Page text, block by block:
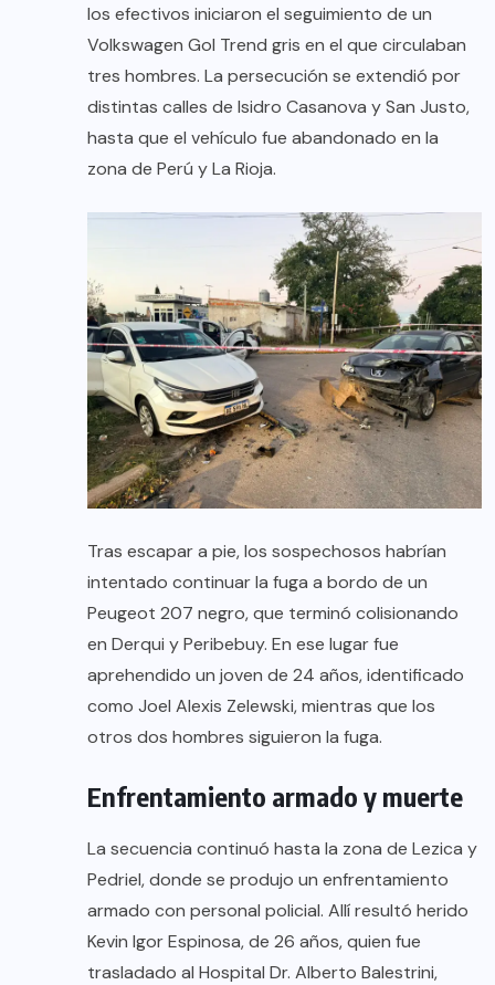
los efectivos iniciaron el seguimiento de un
Volkswagen Gol Trend gris en el que circulaban
tres hombres. La persecución se extendió por
distintas calles de Isidro Casanova y San Justo,
hasta que el vehículo fue abandonado en la
zona de Perú y La Rioja.
Tras escapar a pie, los sospechosos habrían
intentado continuar la fuga a bordo de un
Peugeot 207 negro, que terminó colisionando
en Derqui y Peribebuy. En ese lugar fue
aprehendido un joven de 24 años, identificado
como Joel Alexis Zelewski, mientras que los
otros dos hombres siguieron la fuga.
Enfrentamiento armado y muerte
La secuencia continuó hasta la zona de Lezica y
Pedriel, donde se produjo un enfrentamiento
armado con personal policial. Allí resultó herido
Kevin Igor Espinosa, de 26 años, quien fue
trasladado al Hospital Dr. Alberto Balestrini,